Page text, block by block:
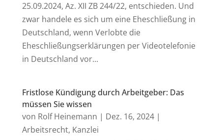
25.09.2024, Az. XII ZB 244/22, entschieden. Und
zwar handele es sich um eine Eheschließung in
Deutschland, wenn Verlobte die
Eheschließungserklärungen per Videotelefonie
in Deutschland vor...
Fristlose Kündigung durch Arbeitgeber: Das
müssen Sie wissen
von Rolf Heinemann | Dez. 16, 2024|
Arbeitsrecht, Kanzlei